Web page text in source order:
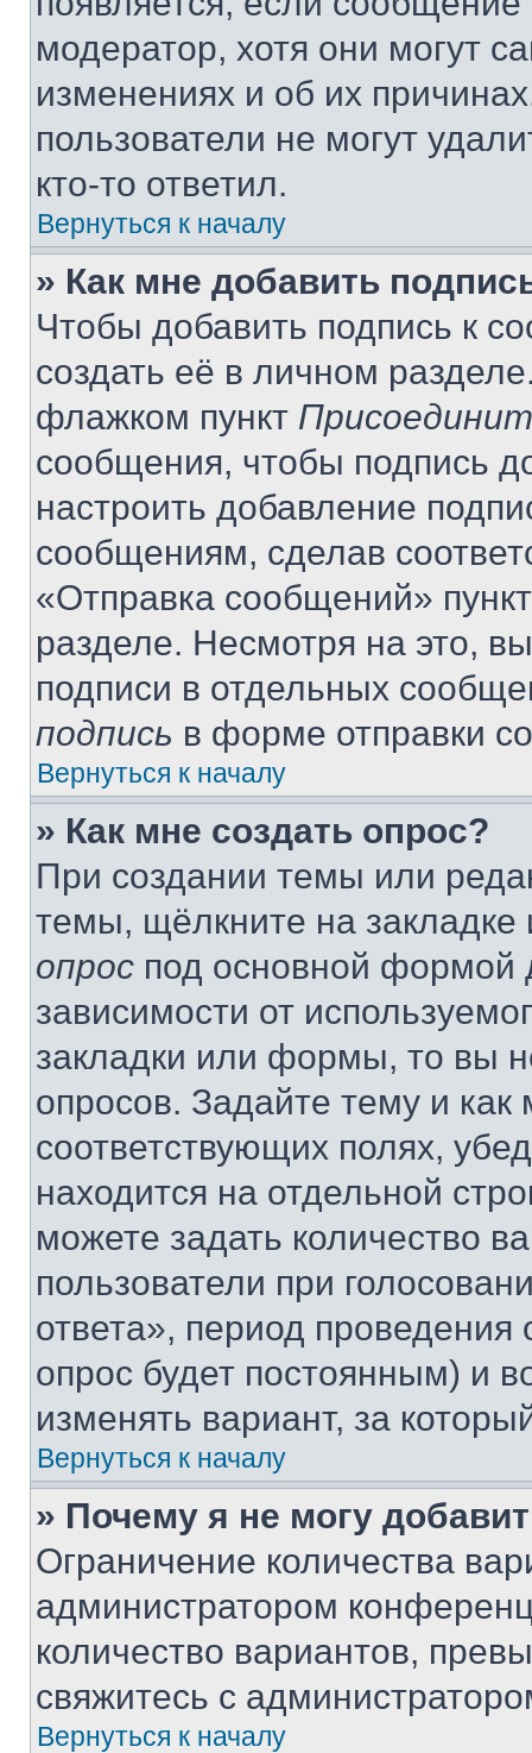
модератор, хотя они могут
изменениях и об их
пользователи не могут
кто-то ответил.
Вернуться к началу
» Как мне добавить
Чтобы добавить подпись к
создать её в личном
флажком пункт
сообщения, чтобы подпись
настроить добавление
сообщениям, сделав
«Отправка сообщений»
разделе. Несмотря на это,
подписи в отдельных
подпись в форме отправки
Вернуться к началу
» Как мне создать опрос?
При создании темы или
темы, щёлкните на
опрос под основной формой
зависимости от
закладки или формы, то вы
опросов. Задайте тему и
соответствующих полях,
находится на отдельной
можете задать количество
пользователи при
ответа», период проведения
опрос будет постоянным) и
изменять вариант, за
Вернуться к началу
» Почему я не могу
Ограничение количества
администратором
количество вариантов,
свяжитесь с
Вернуться к началу